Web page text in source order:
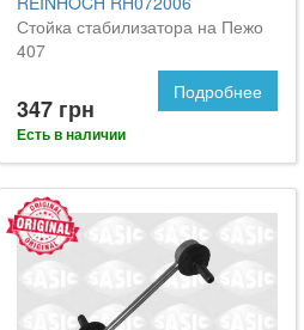
Стойка стабилизатора на Пежо
407
347 грн
Есть в наличии
Подробнее